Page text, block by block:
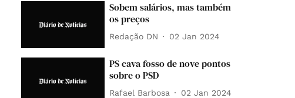
Sobem salários, mas também
os preços
Redação DN 02 Jan 2024
PS cava fosso de nove pontos
sobre o PSD
Rafael Barbosa 02 Jan 2024